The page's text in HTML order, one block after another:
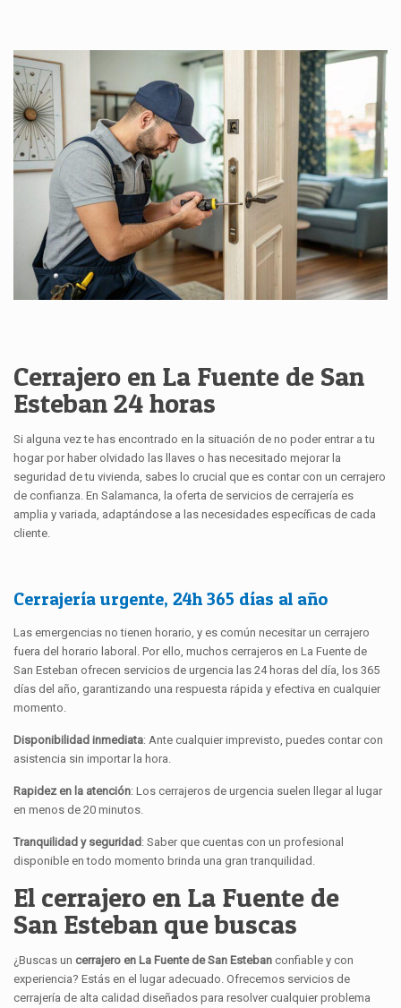
Cerrajero en La Fuente de San
Esteban 24 horas
Si alguna vez te has encontrado en la situación de no poder entrar a tu
hogar por haber olvidado las llaves o has necesitado mejorar la
seguridad de tu vivienda, sabes lo crucial que es contar con un cerrajero
de confianza. En Salamanca, la oferta de servicios de cerrajería es
amplia y variada, adaptándose a las necesidades específicas de cada
cliente.
Cerrajería urgente, 24h 365 días al año
Las emergencias no tienen horario, y es común necesitar un cerrajero
fuera del horario laboral. Por ello, muchos cerrajeros en La Fuente de
San Esteban ofrecen servicios de urgencia las 24 horas del día, los 365
días del año, garantizando una respuesta rápida y efectiva en cualquier
momento.
Disponibilidad inmediata: Ante cualquier imprevisto, puedes contar con
asistencia sin importar la hora.
Rapidez en la atención: Los cerrajeros de urgencia suelen llegar al lugar
en menos de 20 minutos.
Tranquilidad y seguridad: Saber que cuentas con un profesional
disponible en todo momento brinda una gran tranquilidad.
El cerrajero en La Fuente de
San Esteban que buscas
¿Buscas un cerrajero en La Fuente de San Esteban confiable y con
experiencia? Estás en el lugar adecuado. Ofrecemos servicios de
cerrajería de alta calidad diseñados para resolver cualquier problema